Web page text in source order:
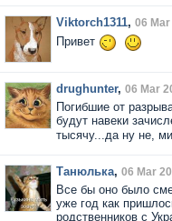
Viktorch1311, 06
Привет
drughunter, 06 Mar
Погибшие от
будут навеки
тысячу...да ну не,
Танюлька, 06 Mar
Все бы оно было
уже год как
родственников с